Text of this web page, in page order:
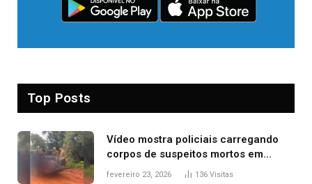
Top Posts
Vídeo mostra policiais carregando
corpos de suspeitos mortos em
confronto dentro de caminhonete
fevereiro 23, 2026 136 Visitas